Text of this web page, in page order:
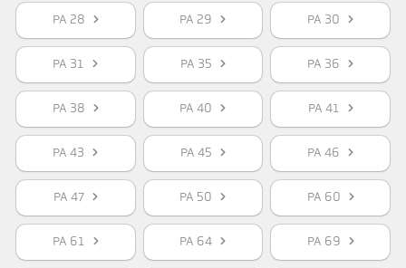
PA 28 PA 29 PA 30
PA 31 PA 35 PA 36
PA 38 PA 40 PA 41
PA 43 PA 45 PA 46
PA 47 PA 50 PA 60
PA 61 PA 64 PA 69